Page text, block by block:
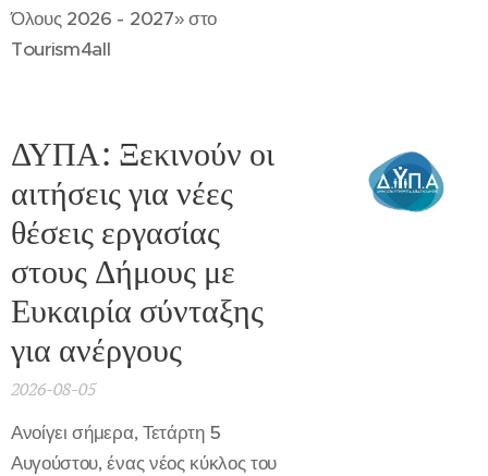
Όλους 2026 - 2027» στο
Tourism4all
ΔΥΠΑ: Ξεκινούν οι
αιτήσεις για νέες
θέσεις εργασίας
στους Δήμους με
Ευκαιρία σύνταξης
για ανέργους
2026-08-05
Ανοίγει σήμερα, Τετάρτη 5
Αυγούστου, ένας νέος κύκλος του